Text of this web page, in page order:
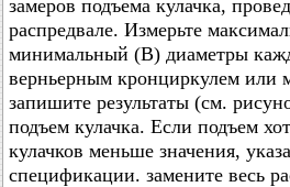
замеров подъема кулачка,
распредвале. Измерьте
минимальный (В) диаметры
верньерным кронциркулем или
запишите результаты (см.
подъем кулачка. Если подъем
кулачков меньше значения,
спецификации. замените весь